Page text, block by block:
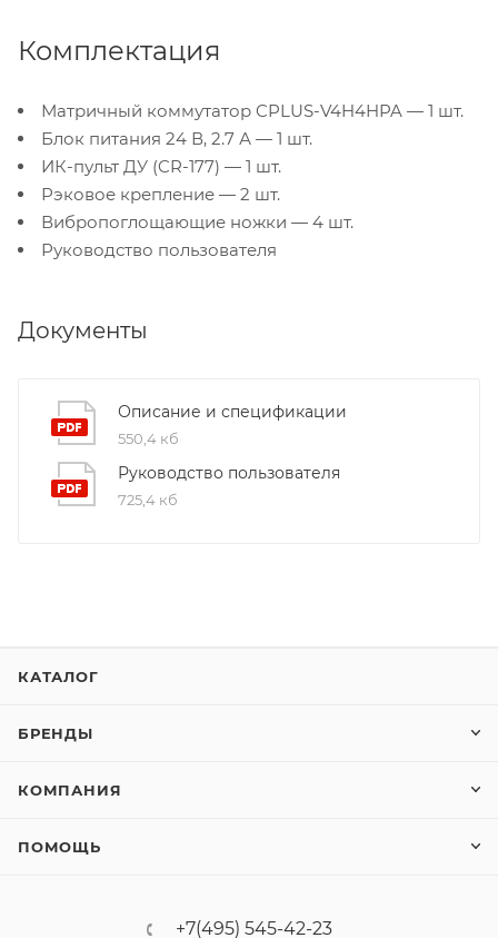
Комплектация
Матричный коммутатор CPLUS-V4H4HPA — 1 шт.
Блок питания 24 В, 2.7 А — 1 шт.
ИК-пульт ДУ (CR-177) — 1 шт.
Рэковое крепление — 2 шт.
Вибропоглощающие ножки — 4 шт.
Руководство пользователя
Документы
Описание и спецификации
550,4 кб
Руководство пользователя
725,4 кб
КАТАЛОГ
БРЕНДЫ
КОМПАНИЯ
ПОМОЩЬ
+7(495) 545-42-23